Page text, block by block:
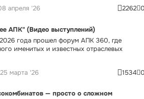
апреля '26 2262
АПК" (Видео выступлений)
года прошел форум АПК 360, где
именитых и известных отраслевых
25 марта '26 1534
— просто о сложном